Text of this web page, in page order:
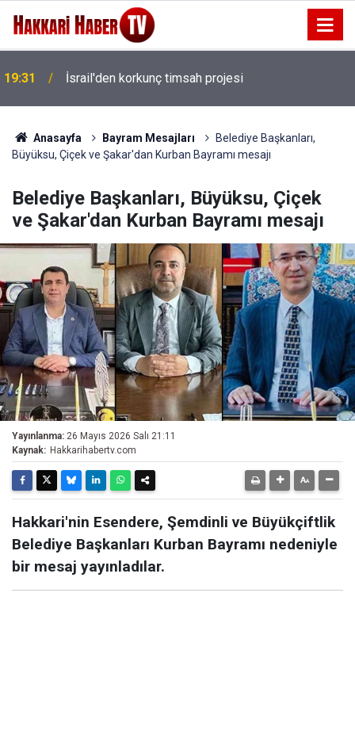
19:16
14 Ay Tutuklu Kalan Başkan Çaykara özgürlüğüne
kavuştu
Anasayfa Bayram Mesajları
Belediye Başkanları,
Büyüksu, Çiçek ve Şakar'dan Kurban Bayramı mesajı
Belediye Başkanları, Büyüksu, Çiçek
ve Şakar'dan Kurban Bayramı mesajı
Yayınlanma: 26 Mayıs 2026 Salı 21:11
Kaynak: Hakkarihabertv.com
Hakkari'nin Esendere, Şemdinli ve Büyükçiftlik
Belediye Başkanları Kurban Bayramı nedeniyle
bir mesaj yayınladılar.